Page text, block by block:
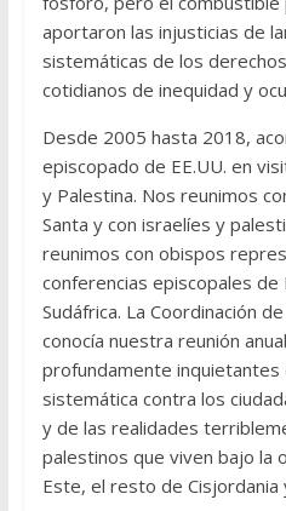
aportaron las injusticias de
sistemáticas de los
cotidianos de inequidad y
Desde 2005 hasta 2018,
episcopado de EE.UU. en
y Palestina. Nos reunimos
Santa y con israelíes y
reunimos con obispos
conferencias episcopales de
Sudáfrica. La Coordinación
conocía nuestra reunión
profundamente inquietantes
sistemática contra los
y de las realidades
palestinos que viven bajo la
Este, el resto de Cisjordania